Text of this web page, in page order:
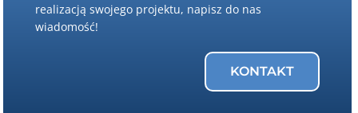
realizacją swojego projektu, napisz do nas
wiadomość!
KONTAKT